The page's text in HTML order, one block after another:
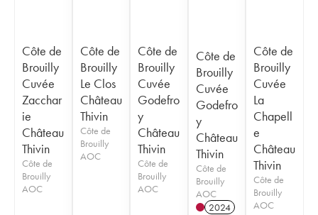
Côte de
Brouilly
Cuvée
Zacchar
ie
Château
Thivin
Côte de
Brouilly
AOC
Côte de
Brouilly
Le Clos
Château
Thivin
Côte de
Brouilly
AOC
Côte de
Brouilly
Cuvée
Godefro
y
Château
Thivin
Côte de
Brouilly
AOC
Côte de
Brouilly
Cuvée
Godefro
y
Château
Thivin
Côte de
Brouilly
AOC
2024
Côte de
Brouilly
Cuvée
La
Chapell
e
Château
Thivin
Côte de
Brouilly
AOC